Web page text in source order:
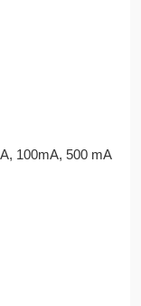
100mA, 500 mA